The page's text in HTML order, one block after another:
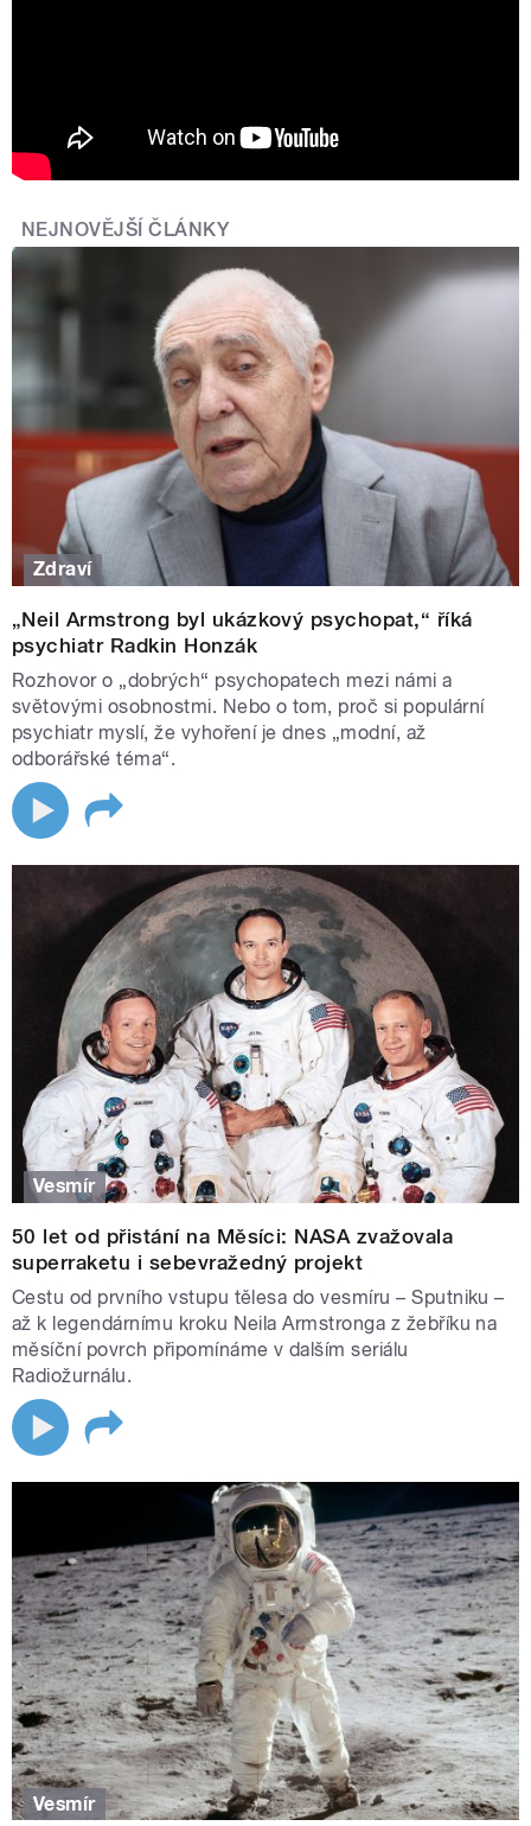
NEJNOVĚJŠÍ ČLÁNKY
Zdraví
„Neil Armstrong byl ukázkový psychopat,“ říká
psychiatr Radkin Honzák
Rozhovor o „dobrých“ psychopatech mezi námi a
světovými osobnostmi. Nebo o tom, proč si populární
psychiatr myslí, že vyhoření je dnes „modní, až
odborářské téma“.
Vesmír
50 let od přistání na Měsíci: NASA zvažovala
superraketu i sebevražedný projekt
Cestu od prvního vstupu tělesa do vesmíru – Sputniku –
až k legendárnímu kroku Neila Armstronga z žebříku na
měsíční povrch připomínáme v dalším seriálu
Radiožurnálu.
Vesmír